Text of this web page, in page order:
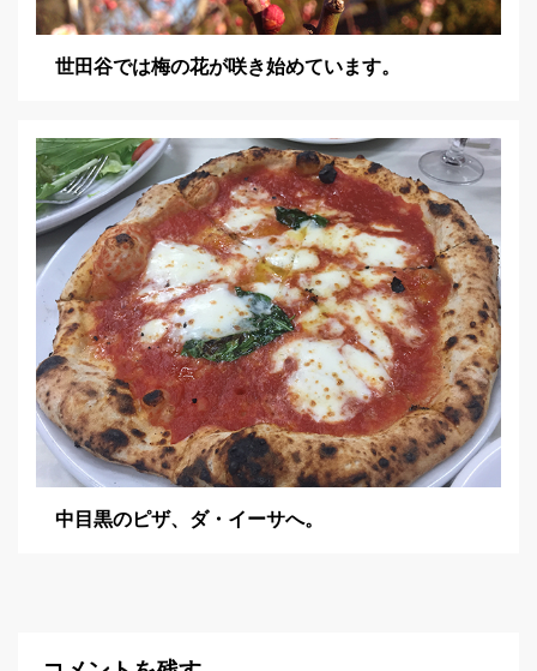
世田谷では梅の花が咲き始めています。
中目黒のピザ、ダ・イーサへ。